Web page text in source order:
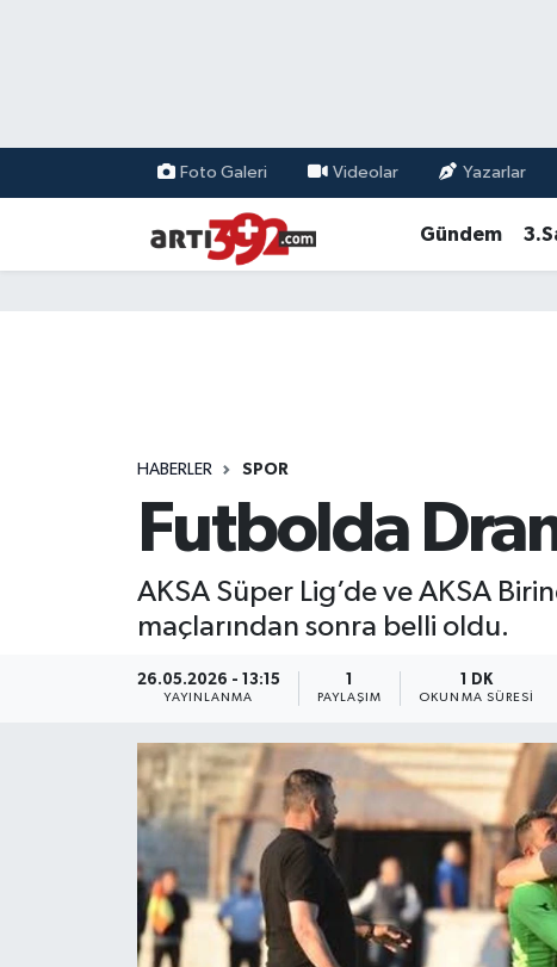
Foto Galeri Videolar Yazarlar
Gündem
HABERLER SPOR
Futbolda
AKSA Süper Lig’de ve AKSA
maçlarından sonra belli oldu.
26.05.2026 - 13:15
YAYINLANMA
1
PAYLAŞIM
1 DK
OKUNMA SÜRESI